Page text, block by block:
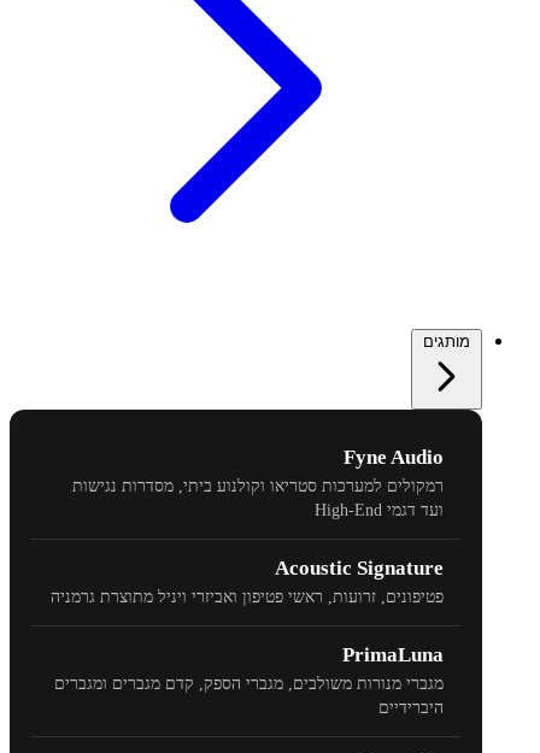
מותגים
Fyne Audio
רמקולים למערכות סטריאו וקולנוע ביתי, מסדרות נגישות
ועד דגמי High-End
Acoustic Signature
פטיפונים, זרועות, ראשי פטיפון ואביזרי ויניל מתוצרת גרמניה
PrimaLuna
מגברי מנורות משולבים, מגברי הספק, קדם מגברים ומגברים
היברידיים